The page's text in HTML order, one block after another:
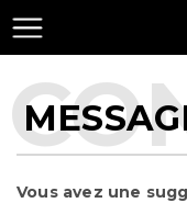
Vous avez une